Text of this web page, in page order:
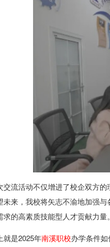
交流活动不仅增进了校企双方
未来，我校将矢志不渝地加强
求的高素质技能型人才贡献力量。
就是2025年南溪职校办学条件